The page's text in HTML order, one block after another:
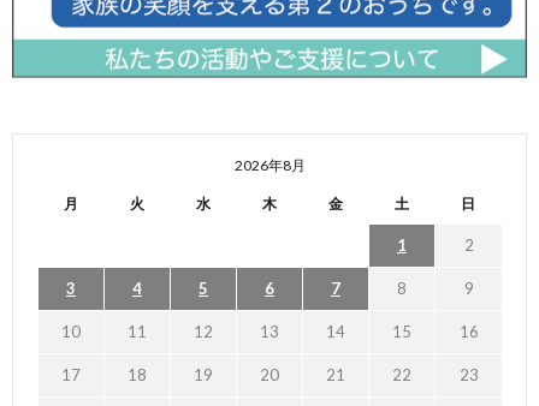
2026年8月
月 火 水 木 金 土 日
1 2
3 4 5 6 7 8 9
10 11 12 13 14 15 16
17 18 19 20 21 22 23